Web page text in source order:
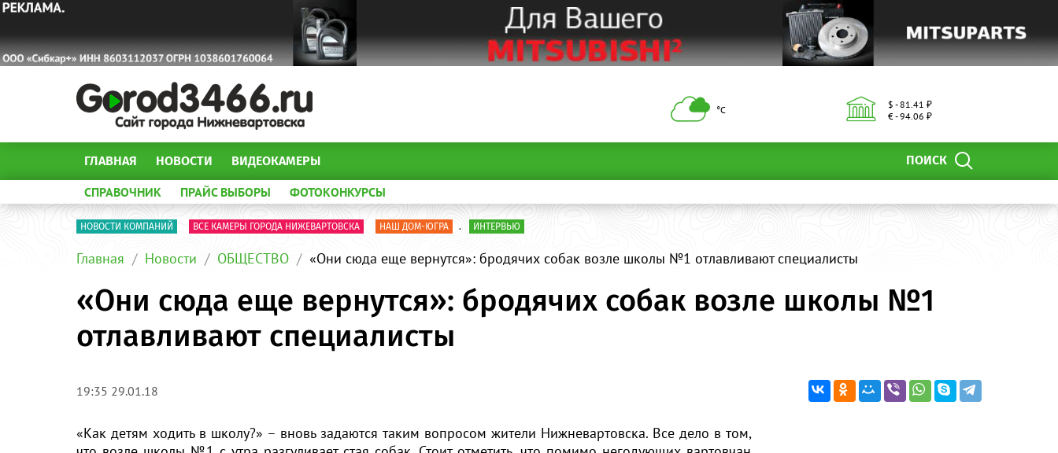
°С
$ - 81.41 ₽
€ - 94.06 ₽
ПОИСК
ГЛАВНАЯ НОВОСТИ ВИДЕОКАМЕРЫ
СПРАВОЧНИК ПРАЙС ВЫБОРЫ ФОТОКОНКУРСЫ
НОВОСТИ КОМПАНИЙ ВСЕ КАМЕРЫ ГОРОДА НИЖЕВАРТОВСКА НАШ ДОМ-ЮГРА . ИНТЕРВЬЮ
Главная Новости ОБЩЕСТВО «Они сюда еще вернутся»: бродячих собак возле школы №1 отлавливают специалисты
«Они сюда еще вернутся»: бродячих собак возле школы №1
отлавливают специалисты
19:35 29.01.18
«Как детям ходить в школу?» – вновь задаются таким вопросом жители Нижневартовска. Все дело в том,